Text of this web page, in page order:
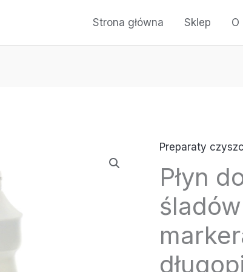
Strona główna Sklep O
Preparaty
Płyn
ilość
Płyn
do
czyszczenia
po
pisakach,